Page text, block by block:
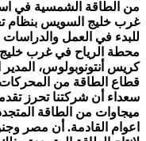
غرب خليج السويس بنظام
للبدء في العمل والدراسات
محطة الرياح في غرب
كريس أنتونوبولوس، المدير
قطاع الطاقة من المحركات
ميجاوات من الطاقة
اعوام القادمة. أن مصر